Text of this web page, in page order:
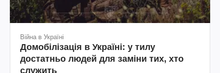
Війна в Україні
Домобілізація в Україні: у тилу
достатньо людей для заміни тих, хто
служить